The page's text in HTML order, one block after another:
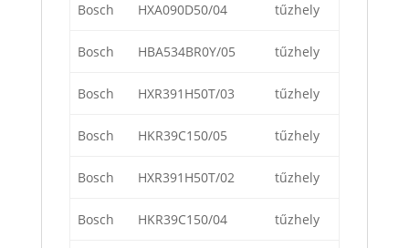
Bosch HXA090D50/04 tűzhely
Bosch HBA534BR0Y/05 tűzhely
Bosch HXR391H50T/03 tűzhely
Bosch HKR39C150/05 tűzhely
Bosch HXR391H50T/02 tűzhely
Bosch HKR39C150/04 tűzhely